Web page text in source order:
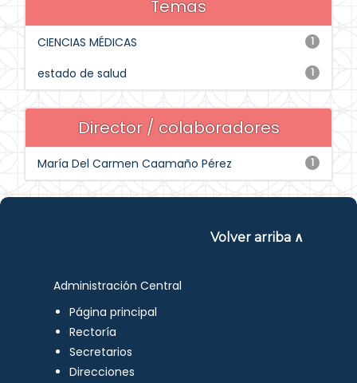
Temas
1
CIENCIAS MÉDICAS
1
estado de salud
Director / colaboradores
1
María Del Carmen Caamaño Pérez
Volver arriba ∧
Administración Central
Página principal
Rectoría
Secretarios
Direcciones